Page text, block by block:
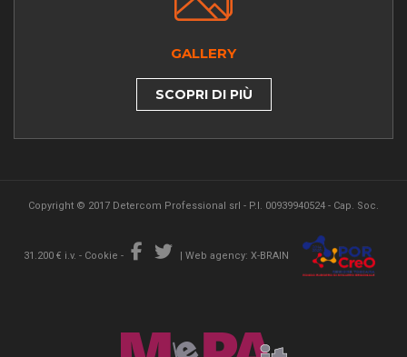
GALLERY
SCOPRI DI PIÙ
Copyright © 2017 Detercom Professional srl - P.I. 00939940524 - Cap. Soc.
31.200 € i.v. - Cookie - | Web agency: X-BRAIN